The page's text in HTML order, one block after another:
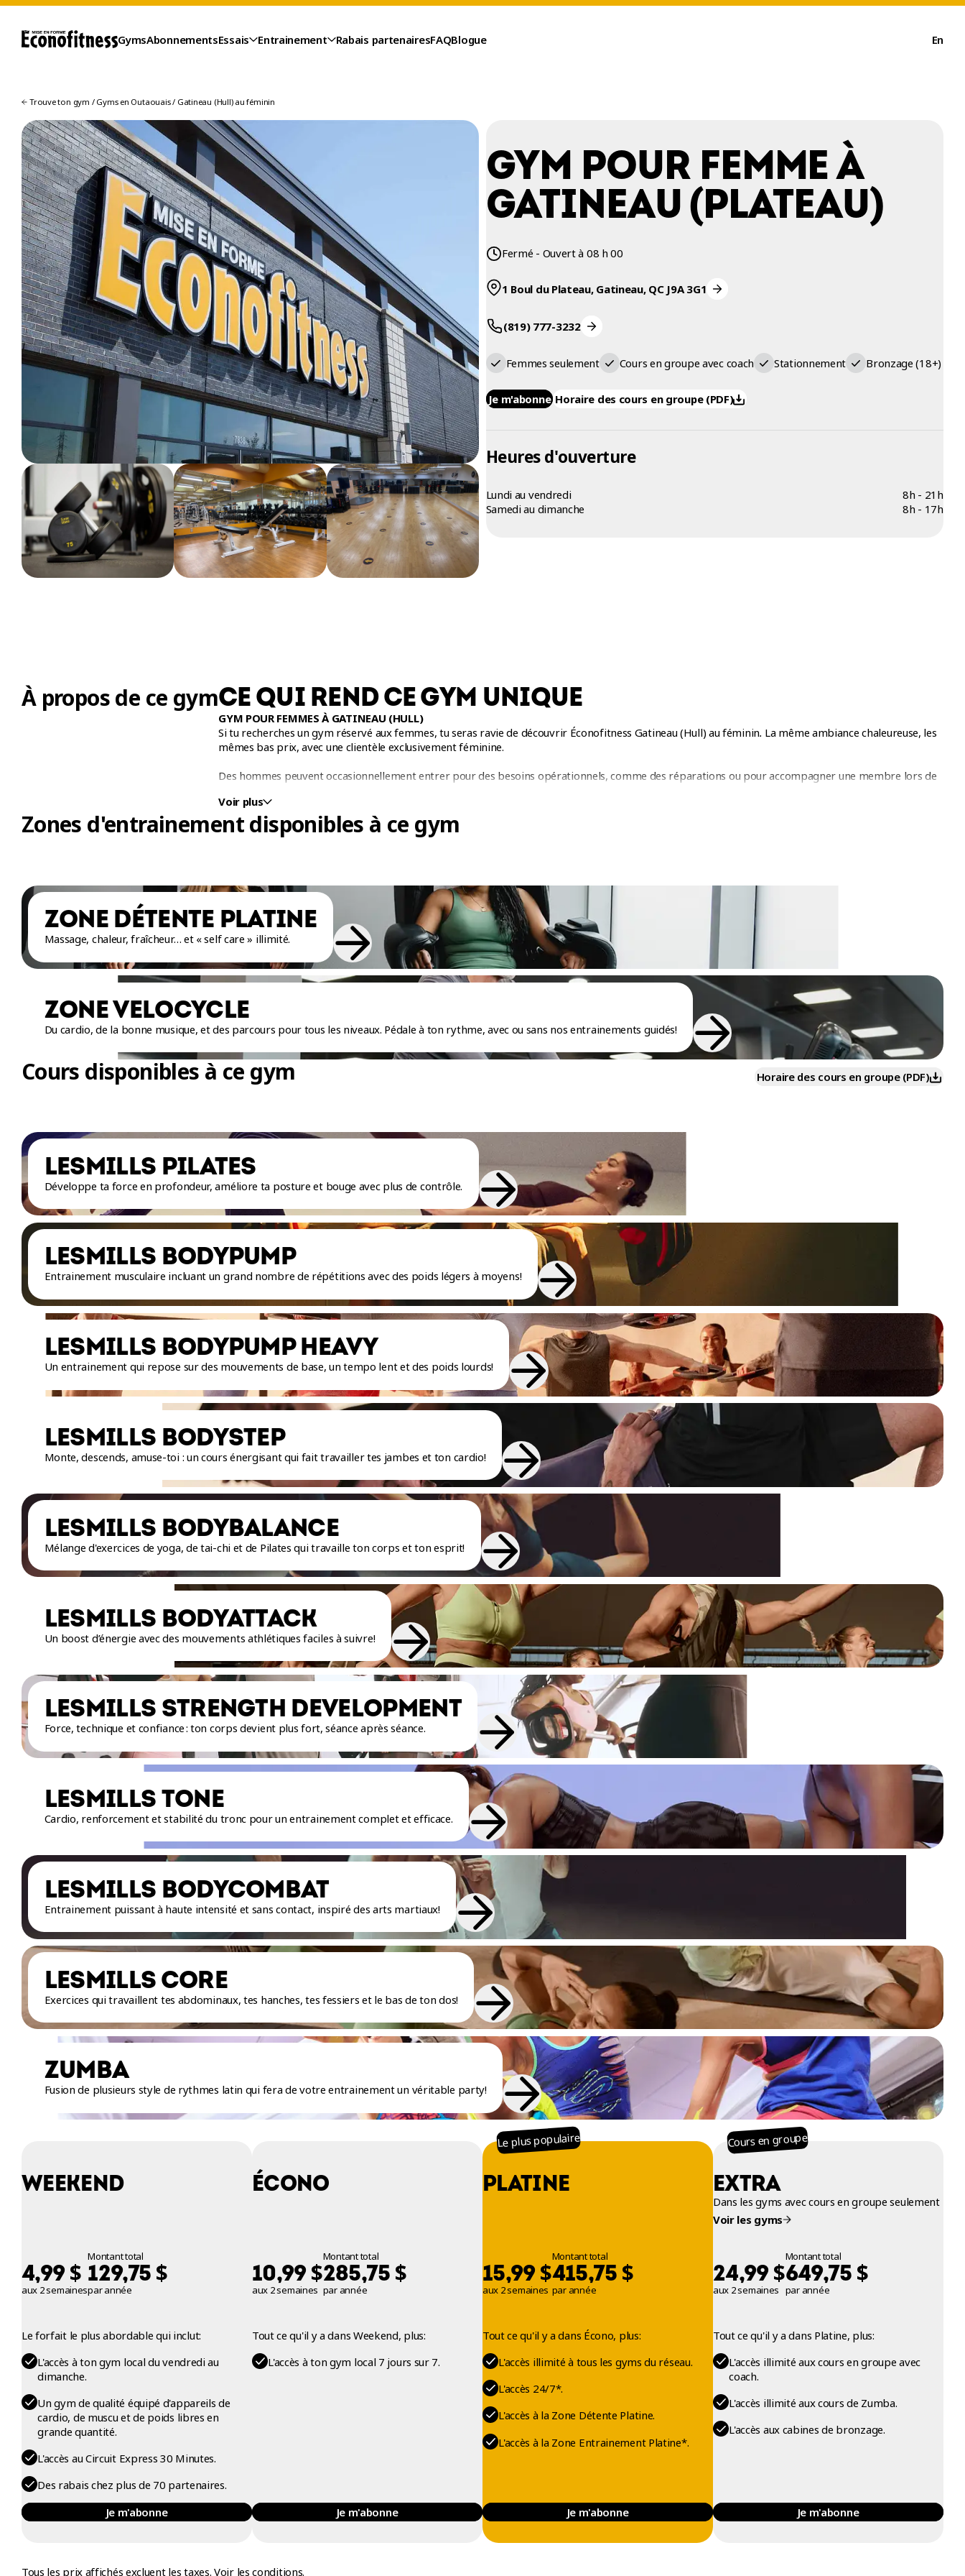
ESSAIS
ENTRAINEMENT
GymsAbonnementsEssais Entrainement Rabais partenairesFAQBlogue En
Trouve ton gym / Gyms en Outaouais/ Gatineau (Hull) au féminin
GYM POUR FEMME À
GATINEAU (PLATEAU)
Fermé - Ouvert à 08 h 00
1 Boul du Plateau, Gatineau, QC J9A 3G1
(819) 777-3232
Femmes seulement Cours en groupe avec coach Stationnement Bronzage (18+)
Je m'abonne Horaire des cours en groupe (PDF)
Heures d'ouverture
Lundi au vendredi
8h - 21h
Samedi au dimanche
8h - 17h
À propos de ce gymCE QUI REND CE GYM UNIQUE
GYM POUR FEMMES À GATINEAU (HULL)
Si tu recherches un gym réservé aux femmes, tu seras ravie de découvrir Éconofitness Gatineau (Hull) au féminin. La même ambiance chaleureuse, les
mêmes bas prix, avec une clientèle exclusivement féminine.
Des hommes peuvent occasionnellement entrer pour des besoins opérationnels, comme des réparations ou pour accompagner une membre lors de
COURS EN GROUPE AVEC COACH À GATINEAU – ENTRAINEZ-VOUS AVEC LES MEILLEURS INSTRUCTEURS
À la recherche des meilleurs cours en groupe avec coach à Gatineau? Découvre l’expérience unique des cours en groupe avec coach au gym
Nos cours en groupe incluent une variété d'entrainements adaptés à tous les niveaux, avec des programmes populaires comme LesMills BODYPUMP
et Zumba. Impossible de ne pas trouver l'entrainement dont tu as envie, avec près d'une dizaine de choix : LesMills PILATES, LesMills CORE, LesMills
BODYSTEP, LesMills BODYATTACK, LesMills BODYBALANCE, LesMills STRENGTH DEVELOPMENT, LesMills TONE et LesMills BODYCOMBAT.
Que tu sois débutant
ou expert , nos coachs sont là pour t'aider à atteindre tes objectifs dans une ambiance dynamique et conviviale!
Voir plus
Zones d'entrainement disponibles à ce gym
ZONE DÉTENTE PLATINE
Massage, chaleur, fraîcheur… et « self care » illimité.
ZONE VELOCYCLE
Du cardio, de la bonne musique, et des parcours pour tous les niveaux. Pédale à ton rythme, avec ou sans nos entrainements guidés!
Cours disponibles à ce gym Horaire des cours en groupe (PDF)
LESMILLS PILATES
Développe ta force en profondeur, améliore ta posture et bouge avec plus de contrôle.
LESMILLS BODYPUMP
Entrainement musculaire incluant un grand nombre de répétitions avec des poids légers à moyens!
LESMILLS BODYPUMP HEAVY
Un entrainement qui repose sur des mouvements de base, un tempo lent et des poids lourds!
LESMILLS BODYSTEP
Monte, descends, amuse-toi : un cours énergisant qui fait travailler tes jambes et ton cardio!
LESMILLS BODYBALANCE
Mélange d'exercices de yoga, de tai-chi et de Pilates qui travaille ton corps et ton esprit!
LESMILLS BODYATTACK
Un boost d’énergie avec des mouvements athlétiques faciles à suivre!
LESMILLS STRENGTH DEVELOPMENT
Force, technique et confiance : ton corps devient plus fort, séance après séance.
LESMILLS TONE
Cardio, renforcement et stabilité du tronc pour un entrainement complet et efficace.
LESMILLS BODYCOMBAT
Entrainement puissant à haute intensité et sans contact, inspiré des arts martiaux!
LESMILLS CORE
Exercices qui travaillent tes abdominaux, tes hanches, tes fessiers et le bas de ton dos!
ZUMBA
Fusion de plusieurs style de rythmes latin qui fera de votre entrainement un véritable party!
WEEKEND
4,99$
aux 2 semaines
Montant total
129,75 $
par année
Le forfait le plus abordable qui inclut:
L'accès à ton gym local du vendredi au
dimanche.
Un gym de qualité équipé d'appareils de
cardio, de muscu et de poids libres en
grande quantité.
L'accès au Circuit Express 30 Minutes.
Des rabais chez plus de 70 partenaires.
Je m'abonne
ÉCONO
10,99$
aux 2 semaines
Montant total
285,75 $
par année
Tout ce qu'il y a dans Weekend, plus:
L'accès à ton gym local 7 jours sur 7.
Je m'abonne
Le plus populaire
PLATINE
15,99$
aux 2 semaines
Montant total
415,75 $
par année
Tout ce qu'il y a dans Écono, plus:
L'accès illimité à tous les gyms du réseau.
L'accès 24/7*.
L'accès à la Zone Détente Platine.
L'accès à la Zone Entrainement Platine*.
Je m'abonne
Cours en groupe
EXTRA
Dans les gyms avec cours en groupe seulement
Voir les gyms
24,99$
aux 2 semaines
Montant total
649,75 $
par année
Tout ce qu'il y a dans Platine, plus:
L'accès illimité aux cours en groupe avec
coach.
L'accès illimité aux cours de Zumba.
L'accès aux cabines de bronzage.
Je m'abonne
Tous les prix affichés excluent les taxes.Voir les conditions.